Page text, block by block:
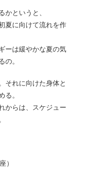
かというと、
夏に向けて流れを作
ーは緩やかな夏の気
の。
それに向けた身体と
る。
からは、スケジュー
）